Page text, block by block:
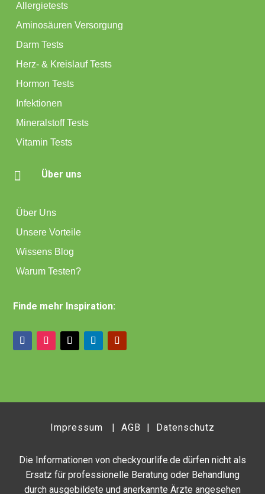
Allergietests
Aminosäuren Versorgung
Darm Tests
Herz- & Kreislauf Tests
Hormon Tests
Infektionen
Mineralstoff Tests
Vitamin Tests
 Über uns
Über Uns
Unsere Vorteile
Wissens Blog
Warum Testen?
Finde mehr Inspiration:
Impressum | AGB | Datenschutz
Die Informationen von checkyourlife.de dürfen nicht als
Ersatz für professionelle Beratung oder Behandlung
durch ausgebildete und anerkannte Ärzte angesehen